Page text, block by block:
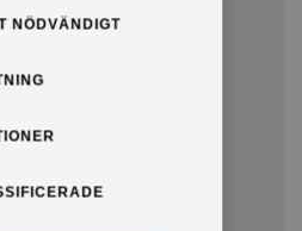
växel
16.00
NÖDVÄNDIGT